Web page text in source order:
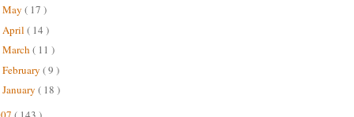
May ( 17 )
April ( 14 )
March ( 11 )
February ( 9 )
January ( 18 )